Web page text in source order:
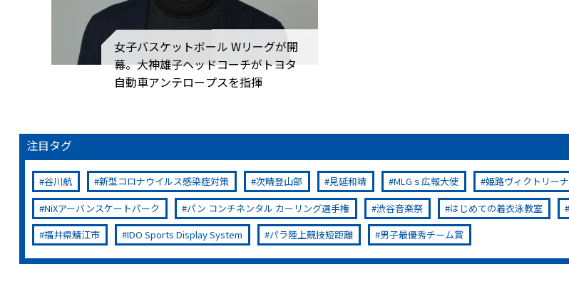
女子バスケットボール Wリーグが開
幕。大神雄子ヘッドコーチがトヨタ
自動車アンテロープスを指揮
注目タグ
谷川航 新型コロナウイルス感染症対策 次晴登山部 見延和靖 MLGｓ広報大使 姫路ヴィクトリーナ
NiXアーバンスケートパーク
パン コンチネンタル カーリング選手権 渋谷音楽祭 はじめての着衣泳教室
福井県鯖江市
IDO Sports Display System パラ陸上競技短距離 男子最優秀チーム賞